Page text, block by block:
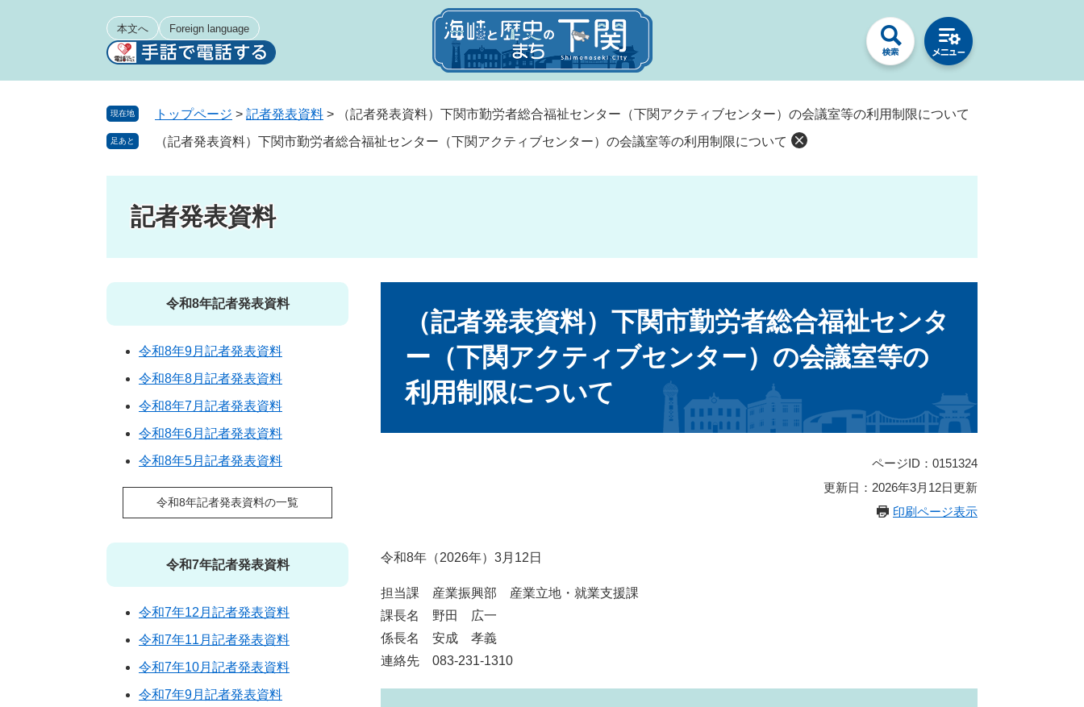
本文へ Foreign language
現在地 トップページ > 記者発表資料 > （記者発表資料）下関市勤労者総合福祉センター（下関アクティブセンター）の会議室等の利用制限について
足あと （記者発表資料）下関市勤労者総合福祉センター（下関アクティブセンター）の会議室等の利用制限について
記者発表資料
（記者発表資料）下関市勤労者総合福祉センタ
ー（下関アクティブセンター）の会議室等の
利用制限について
ページID：0151324
更新日：2026年3月12日更新
印刷ページ表示
令和8年（2026年）3月12日
担当課 産業振興部 産業立地・就業支援課
課長名 野田 広一
係長名 安成 孝義
連絡先 083-231-1310
令和8年記者発表資料
令和8年9月記者発表資料
令和8年8月記者発表資料
令和8年7月記者発表資料
令和8年6月記者発表資料
令和8年5月記者発表資料
令和8年記者発表資料の一覧
令和7年記者発表資料
令和7年12月記者発表資料
令和7年11月記者発表資料
令和7年10月記者発表資料
令和7年9月記者発表資料